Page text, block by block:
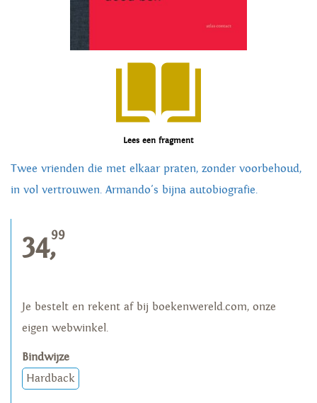
Lees een fragment
Twee vrienden die met elkaar praten, zonder voorbehoud,
in vol vertrouwen. Armando's bijna autobiografie.
34,99
Je bestelt en rekent af bij boekenwereld.com, onze
eigen webwinkel.
Bindwijze
Hardback